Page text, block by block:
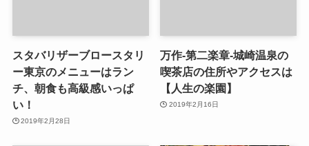
スタバリザーブロースタリ
ー東京のメニューはラン
チ、朝食も高級感いっぱ
い！
2019年2月28日
万作-第二楽章-城崎温泉の
喫茶店の住所やアクセスは
【人生の楽園】
2019年2月16日